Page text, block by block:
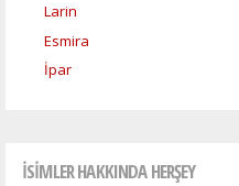
Larin
Esmira
İpar
İSİMLER HAKKINDA HERŞEY